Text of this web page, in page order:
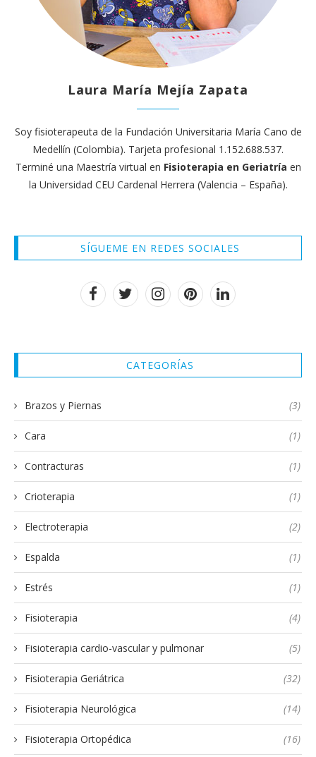
Laura María Mejía Zapata
Soy fisioterapeuta de la Fundación Universitaria María Cano de
Medellín (Colombia). Tarjeta profesional 1.152.688.537.
Terminé una Maestría virtual en Fisioterapia en Geriatría en
la Universidad CEU Cardenal Herrera (Valencia – España).
SÍGUEME EN REDES SOCIALES
CATEGORÍAS
Brazos y Piernas (3)
Cara (1)
Contracturas (1)
Crioterapia (1)
Electroterapia (2)
Espalda (1)
Estrés (1)
Fisioterapia (4)
Fisioterapia cardio-vascular y pulmonar (5)
Fisioterapia Geriátrica (32)
Fisioterapia Neurológica (14)
Fisioterapia Ortopédica (16)